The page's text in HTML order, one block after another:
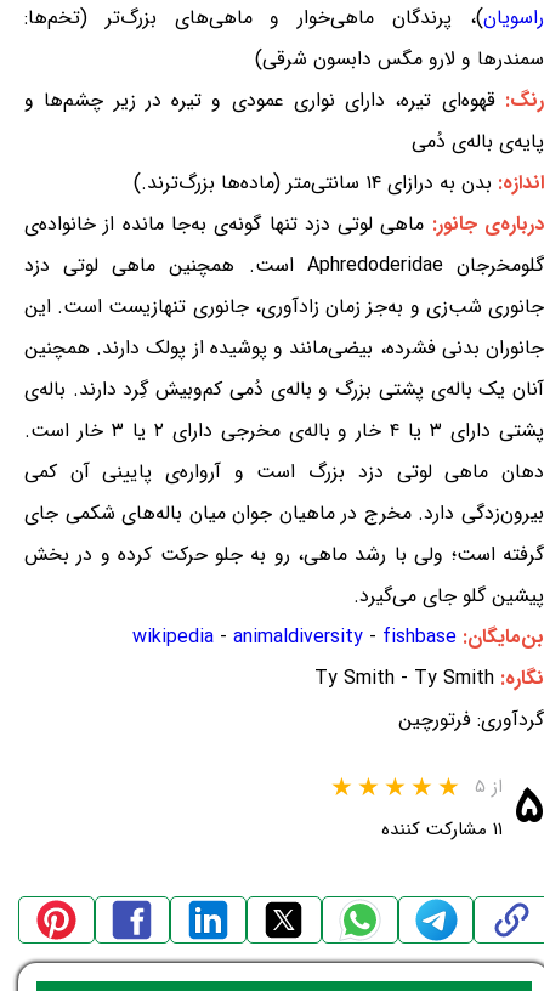
راسویان)، پرندگان ماهی‌خوار و ماهی‌های بزرگ‌تر (تخم‌ها:
سمندرها و لارو مگس دابسون شرقی)
رنگ:قهوه‌ای تیره، دارای نواری عمودی و تیره در زیر چشم‌ها و
پایه‌ی باله‌ی دُمی
اندازه: بدن به درازای ۱۴ سانتی‌متر (ماده‌ها بزرگ‌ترند.)
درباره‌ی جانور: ماهی لوتی دزد تنها گونه‌ی به‌جا مانده از خانواده‌ی
گلومخرجان Aphredoderidae است. همچنین ماهی لوتی دزد
جانوری شب‌زی و به‌جز زمان زادآوری، جانوری تنهازیست است. این
جانوران بدنی فشرده، بیضی‌مانند و پوشیده از پولک دارند. همچنین
آنان یک باله‌ی پشتی بزرگ و باله‌ی دُمی کم‌وبیش گِرد دارند. باله‌ی
پشتی دارای ۳ یا ۴ خار و باله‌ی مخرجی دارای ۲ یا ۳ خار است.
دهان ماهی لوتی دزد بزرگ است و آرواره‌ی پایینی آن کمی
بیرون‌زدگی دارد. مخرج در ماهیان جوان میان باله‌های شکمی جای
گرفته است؛ ولی با رشد ماهی، رو به جلو حرکت کرده و در بخش
پیشین گلو جای می‌گیرد.
بن‌مایگان:
wikipedia - animaldiversity - fishbase
نگاره: Ty Smith - Ty Smith
گردآوری: فرتورچین
۵ از ۵
۱۱ مشارکت کننده